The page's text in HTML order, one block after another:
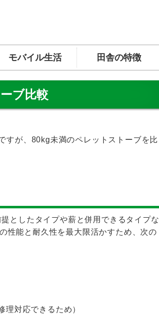
モバイル生活 田舎の特徴
ブ比較
すが、80kg未満のペレットストーブを比
としたタイプや薪と併用できるタイプな
性能と耐久性を最大限活かすため、次の
理対応できるため）